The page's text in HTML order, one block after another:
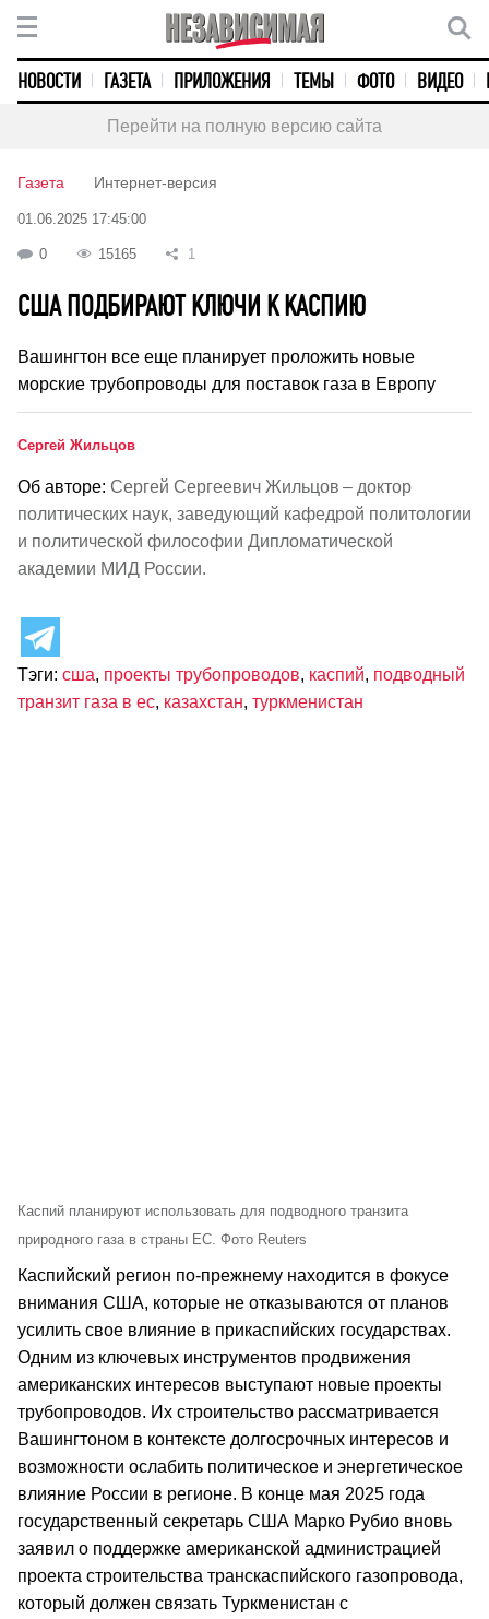
НОВОСТИ ГАЗЕТА ПРИЛОЖЕНИЯ ТЕМЫ ФОТО ВИДЕО
Перейти на полную версию сайта
Газета Интернет-версия
01.06.2025 17:45:00
0 15165 1
США ПОДБИРАЮТ КЛЮЧИ К КАСПИЮ
Вашингтон все еще планирует проложить новые
морские трубопроводы для поставок газа в Европу
Сергей Жильцов
Об авторе: Сергей Сергеевич Жильцов – доктор
политических наук, заведующий кафедрой политологии
и политической философии Дипломатической
академии МИД России.
Тэги: сша, проекты трубопроводов, каспий, подводный
транзит газа в ес, казахстан, туркменистан
Каспий планируют использовать для подводного транзита
природного газа в страны ЕС. Фото Reuters
Каспийский регион по-прежнему находится в фокусе
внимания США, которые не отказываются от планов
усилить свое влияние в прикаспийских государствах.
Одним из ключевых инструментов продвижения
американских интересов выступают новые проекты
трубопроводов. Их строительство рассматривается
Вашингтоном в контексте долгосрочных интересов и
возможности ослабить политическое и энергетическое
влияние России в регионе. В конце мая 2025 года
государственный секретарь США Марко Рубио вновь
заявил о поддержке американской администрацией
проекта строительства транскаспийского газопровода,
который должен связать Туркменистан с